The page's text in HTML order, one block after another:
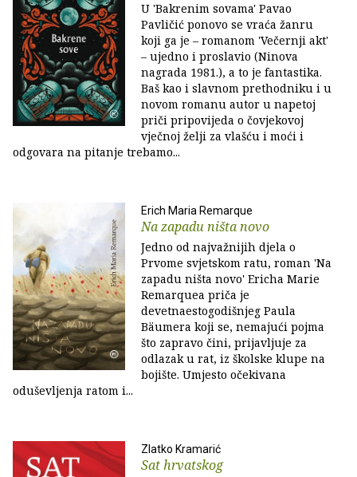
U 'Bakrenim sovama' Pavao
Pavličić ponovo se vraća žanru
koji ga je – romanom 'Večernji akt'
– ujedno i proslavio (Ninova
nagrada 1981.), a to je fantastika.
Baš kao i slavnom prethodniku i u
novom romanu autor u napetoj
priči pripovijeda o čovjekovoj
vječnoj želji za vlašću i moći i
odgovara na pitanje trebamo...
Erich Maria Remarque
Na zapadu ništa novo
Jedno od najvažnijih djela o
Prvome svjetskom ratu, roman 'Na
zapadu ništa novo' Ericha Marie
Remarquea priča je
devetnaestogodišnjeg Paula
Bäumera koji se, nemajući pojma
što zapravo čini, prijavljuje za
odlazak u rat, iz školske klupe na
bojište. Umjesto očekivana
oduševljenja ratom i...
Zlatko Kramarić
Sat hrvatskog